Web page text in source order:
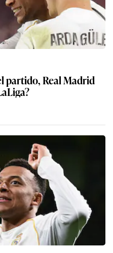
partido, Real Madrid